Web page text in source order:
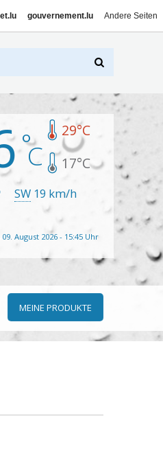
gouvernement.lu Andere Seiten
29°C
17°C
SW 19 km/h
August 2026 - 15:45 Uhr
MEINE PRODUKTE